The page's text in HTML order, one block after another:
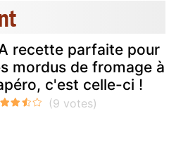
recette parfaite pour
mordus de fromage à
c'est celle-ci !